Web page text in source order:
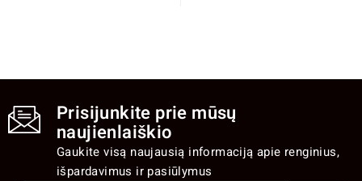
Prisijunkite prie mūsų
naujienlaiškio
Gaukite visą naujausią informaciją apie renginius,
išpardavimus ir pasiūlymus